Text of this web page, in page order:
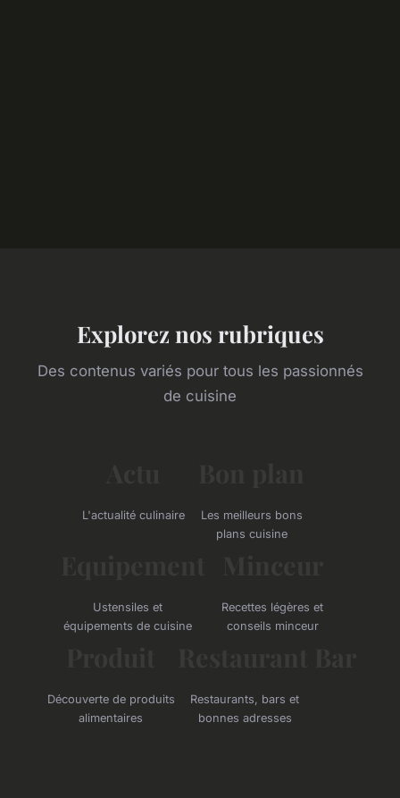
Explorez nos rubriques
Des contenus variés pour tous les passionnés
de cuisine
L'actualité culinaire
Les meilleurs bons
plans cuisine
Ustensiles et
équipements de cuisine
Recettes légères et
conseils minceur
Découverte de produits
alimentaires
Restaurants, bars et
bonnes adresses